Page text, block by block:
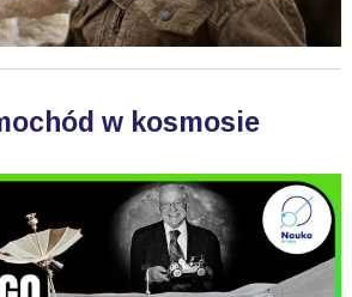
w kosmosie